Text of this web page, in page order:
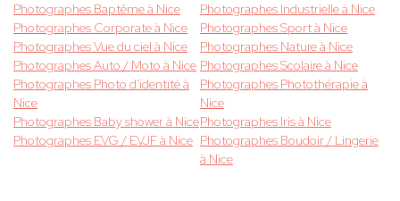
Photographes Baptême à Nice
Photographes Industrielle à Nice
Photographes Corporate à Nice
Photographes Sport à Nice
Photographes Vue du ciel à Nice
Photographes Nature à Nice
Photographes Auto / Moto à Nice Photographes Scolaire à Nice
Photographes Photo d'identité à
Nice
Photographes Photothérapie à
Nice
Photographes Baby shower à NicePhotographes Iris à Nice
Photographes EVG / EVJF à Nice Photographes Boudoir / Lingerie
à Nice